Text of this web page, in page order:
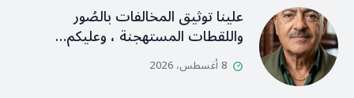
علينا توثيق المخالفات بالصُور
واللقطات المستهجنة ، وعليكم…
8 أغسطس، 2026